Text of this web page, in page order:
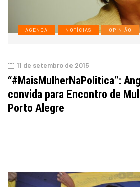
AGENDA NOTÍCIAS OPINIÃO
11 de setembro de 2015
“#MaisMulherNaPolitica”:
convida para Encontro de
Porto Alegre